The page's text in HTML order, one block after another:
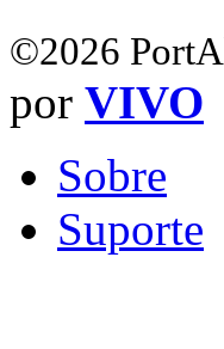
©2026
por VIVO
Sobre
Suporte